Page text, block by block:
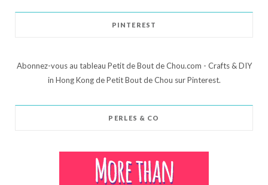
PINTEREST
Abonnez-vous au tableau Petit de Bout de Chou.com - Crafts & DIY
in Hong Kong de Petit Bout de Chou sur Pinterest.
PERLES & CO